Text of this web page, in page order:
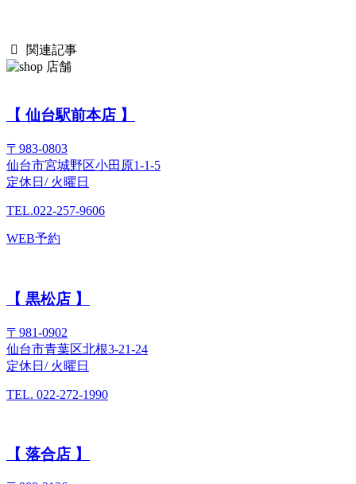
関連記事
【 仙台駅前本店 】
〒983-0803
仙台市宮城野区小田原1-1-5
定休日/ 火曜日
TEL.022-257-9606
WEB予約
【 黒松店 】
〒981-0902
仙台市青葉区北根3-21-24
定休日/ 火曜日
TEL. 022-272-1990
【 落合店 】